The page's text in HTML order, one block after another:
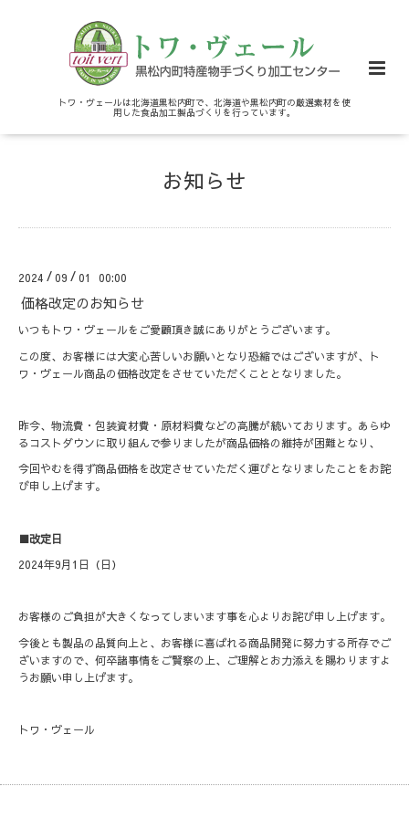
トワ・ヴェールは北海道黒松内町で、北海道や黒松内町の厳選素材を使
用した食品加工製品づくりを行っています。
お知らせ
2024 / 09 / 01 00:00
価格改定のお知らせ
いつもトワ・ヴェールをご愛顧頂き誠にありがとうございます。
この度、お客様には大変心苦しいお願いとなり恐縮ではございますが、ト
ワ・ヴェール商品の価格改定をさせていただくこととなりました。
昨今、物流費・包装資材費・原材料費などの高騰が続いております。あらゆ
るコストダウンに取り組んで参りましたが商品価格の維持が困難となり、
今回やむを得ず商品価格を改定させていただく運びとなりましたことをお詫
び申し上げます。
■改定日
2024年9月1日（日）
お客様のご負担が大きくなってしまいます事を心よりお詫び申し上げます。
今後とも製品の品質向上と、お客様に喜ばれる商品開発に努力する所存でご
ざいますので、何卒諸事情をご賢察の上、ご理解とお力添えを賜わりますよ
うお願い申し上げます。
トワ・ヴェール